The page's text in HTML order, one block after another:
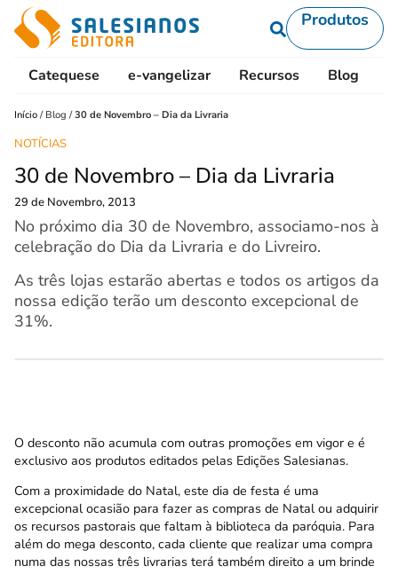
Produtos
Catequese e-vangelizar Recursos Blog
Início / Blog /30 de Novembro – Dia da Livraria
NOTÍCIAS
30 de Novembro – Dia da Livraria
29 de Novembro, 2013
No próximo dia 30 de Novembro, associamo-nos à
celebração do Dia da Livraria e do Livreiro.
As três lojas estarão abertas e todos os artigos da
nossa edição terão um desconto excepcional de
31%.
O desconto não acumula com outras promoções em vigor e é
exclusivo aos produtos editados pelas Edições Salesianas.
Com a proximidade do Natal, este dia de festa é uma
excepcional ocasião para fazer as compras de Natal ou adquirir
os recursos pastorais que faltam à biblioteca da paróquia. Para
além do mega desconto, cada cliente que realizar uma compra
numa das nossas três livrarias terá também direito a um brinde